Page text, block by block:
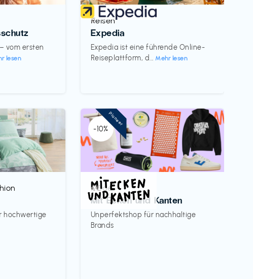
vom ersten
lesen
Reisen
Expedia
Expedia ist eine führende Online-
Reiseplattform, d...Mehr lesen
€‎
hochwertige
-10%
Mode
Mit Ecken und Kanten
Unperfektshop für nachhaltige
Brands
€€‎
Pioneer